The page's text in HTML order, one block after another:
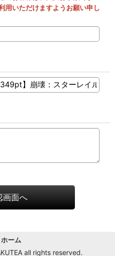
用いただけますようお願い申し
画面へ
ホーム
all rights reserved.